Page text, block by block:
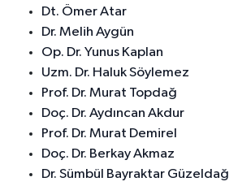
Dt. Ömer Atar
Dr. Melih Aygün
Op. Dr. Yunus Kaplan
Uzm. Dr. Haluk Söylemez
Prof. Dr. Murat Topdağ
Doç. Dr. Aydıncan Akdur
Prof. Dr. Murat Demirel
Doç. Dr. Berkay Akmaz
Dr. Sümbül Bayraktar Güzeldağ